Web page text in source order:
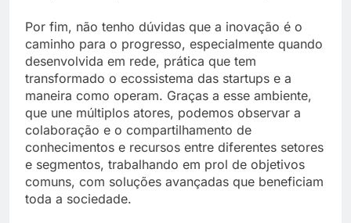
Por fim, não tenho dúvidas que a inovação é o
caminho para o progresso, especialmente quando
desenvolvida em rede, prática que tem
transformado o ecossistema das startups e a
maneira como operam. Graças a esse ambiente,
que une múltiplos atores, podemos observar a
colaboração e o compartilhamento de
conhecimentos e recursos entre diferentes setores
e segmentos, trabalhando em prol de objetivos
comuns, com soluções avançadas que beneficiam
toda a sociedade.